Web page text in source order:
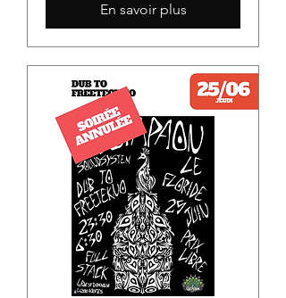
En savoir plus